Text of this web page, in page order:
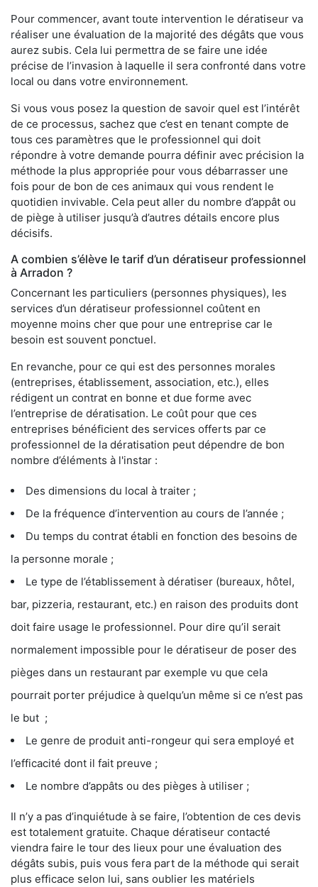
Pour commencer, avant toute intervention le dératiseur va
réaliser une évaluation de la majorité des dégâts que vous
aurez subis. Cela lui permettra de se faire une idée
précise de l’invasion à laquelle il sera confronté dans votre
local ou dans votre environnement.
Si vous vous posez la question de savoir quel est l’intérêt
de ce processus, sachez que c’est en tenant compte de
tous ces paramètres que le professionnel qui doit
répondre à votre demande pourra définir avec précision la
méthode la plus appropriée pour vous débarrasser une
fois pour de bon de ces animaux qui vous rendent le
quotidien invivable. Cela peut aller du nombre d’appât ou
de piège à utiliser jusqu’à d’autres détails encore plus
décisifs.
A combien s’élève le tarif d’un dératiseur professionnel
à Arradon ?
Concernant les particuliers (personnes physiques), les
services d’un dératiseur professionnel coûtent en
moyenne moins cher que pour une entreprise car le
besoin est souvent ponctuel.
En revanche, pour ce qui est des personnes morales
(entreprises, établissement, association, etc.), elles
rédigent un contrat en bonne et due forme avec
l’entreprise de dératisation. Le coût pour que ces
entreprises bénéficient des services offerts par ce
professionnel de la dératisation peut dépendre de bon
nombre d’éléments à l'instar :
Des dimensions du local à traiter ;
De la fréquence d’intervention au cours de l’année ;
Du temps du contrat établi en fonction des besoins de
la personne morale ;
Le type de l’établissement à dératiser (bureaux, hôtel,
bar, pizzeria, restaurant, etc.) en raison des produits dont
doit faire usage le professionnel. Pour dire qu’il serait
normalement impossible pour le dératiseur de poser des
pièges dans un restaurant par exemple vu que cela
pourrait porter préjudice à quelqu’un même si ce n’est pas
le but ;
Le genre de produit anti-rongeur qui sera employé et
l’efficacité dont il fait preuve ;
Le nombre d’appâts ou des pièges à utiliser ;
Il n’y a pas d’inquiétude à se faire, l’obtention de ces devis
est totalement gratuite. Chaque dératiseur contacté
viendra faire le tour des lieux pour une évaluation des
dégâts subis, puis vous fera part de la méthode qui serait
plus efficace selon lui, sans oublier les matériels